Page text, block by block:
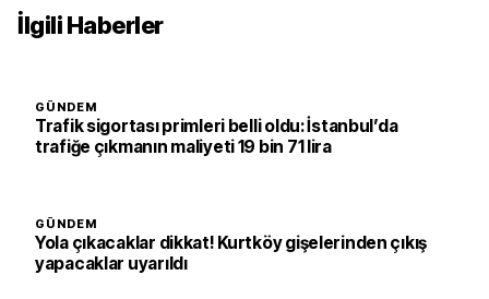
İlgili Haberler
GÜNDEM
Trafik sigortası primleri belli oldu: İstanbul’da
trafiğe çıkmanın maliyeti 19 bin 71 lira
GÜNDEM
Yola çıkacaklar dikkat! Kurtköy gişelerinden çıkış
yapacaklar uyarıldı